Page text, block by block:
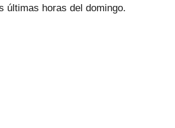
últimas horas del domingo.